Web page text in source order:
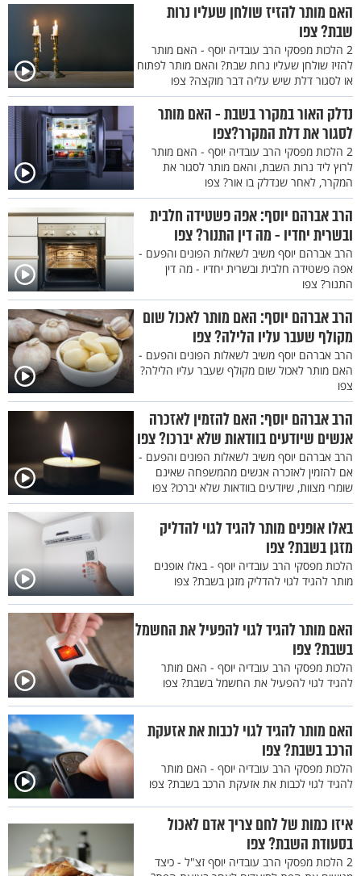
האם מותר להזיז שולחן שעליו נרות
שבת? צפו
2 הלכות מפסקי הרב עובדיה יוסף - האם מותר
להזיז שולחן שעליו נרות שבת? והאם מותר לפתוח
או לסגור דלת שיש עליה דבר מוקצה? צפו
נדלק האור במקרר בשבת - האם מותר
לסגור את דלת המקרר?צפו
2 הלכות מפסקי הרב עובדיה יוסף - האם מותר
לרוץ ליד נרות השבת, והאם מותר לסגור את
המקרר, לאחר שנדלק בו אור? צפו
הרב אברהם יוסף: אפה פשטידה חלבית
ובשרית יחדיו - מה דין התנור? צפו
הרב אברהם יוסף משיב לשאלות הפונים והפעם -
אפה פשטידה חלבית ובשרית יחדיו - מה דין
התנור? צפו
הרב אברהם יוסף: האם מותר לאכול שום
מקולף שעבר עליו הלילה? צפו
הרב אברהם יוסף משיב לשאלות הפונים והפעם -
האם מותר לאכול שום מקולף שעבר עליו הלילה?
צפו
הרב אברהם יוסף: האם להזמין לאזכרה
אנשים שיודעים בוודאות שלא יברכו? צפו
הרב אברהם יוסף משיב לשאלות הפונים והפעם -
אם להזמין לאזכרה אנשים מהמשפחה שאינם
שומרי מצוות, שיודעים בוודאות שלא יברכו? צפו
באלו אופנים מותר להגיד לגוי להדליק
מזגן בשבת? צפו
הלכות מפסקי הרב עובדיה יוסף - באלו אופנים
מותר להגיד לגוי להדליק מזגן בשבת? צפו
האם מותר להגיד לגוי להפעיל את החשמל
בשבת? צפו
הלכות מפסקי הרב עובדיה יוסף - האם מותר
להגיד לגוי להפעיל את החשמל בשבת? צפו
האם מותר להגיד לגוי לכבות את אזעקת
הרכב בשבת? צפו
הלכות מפסקי הרב עובדיה יוסף - האם מותר
להגיד לגוי לכבות את אזעקת הרכב בשבת? צפו
איזו כמות של לחם צריך אדם לאכול
בסעודת השבת? צפו
2 הלכות מפסקי הרב עובדיה יוסף זצ"ל - כיצד